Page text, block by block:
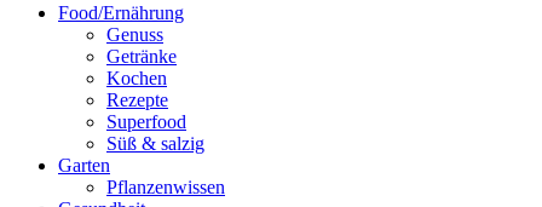
Food/Ernährung
Genuss
Getränke
Kochen
Rezepte
Superfood
Süß & salzig
Garten
Pflanzenwissen